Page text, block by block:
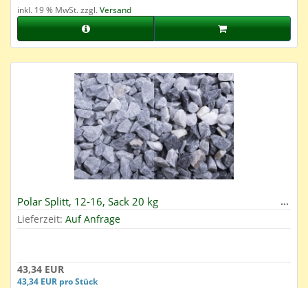
inkl. 19 % MwSt. zzgl.Versand
Polar Splitt, 12-16, Sack 20 kg
Lieferzeit: Auf Anfrage
43,34 EUR
43,34 EUR pro Stück